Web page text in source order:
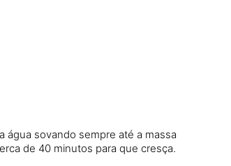
água sovando sempre até a massa
de 40 minutos para que cresça.